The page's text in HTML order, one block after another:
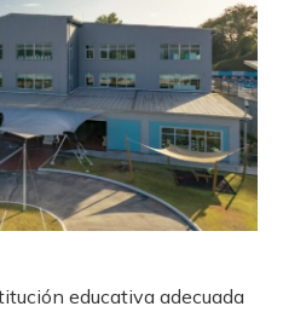
educativa adecuada